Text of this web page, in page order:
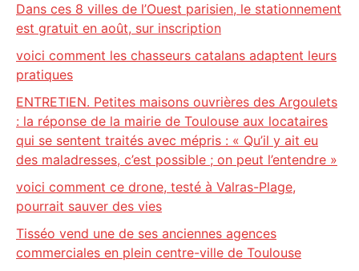
Dans ces 8 villes de l’Ouest parisien, le stationnement
est gratuit en août, sur inscription
voici comment les chasseurs catalans adaptent leurs
pratiques
ENTRETIEN. Petites maisons ouvrières des Argoulets
: la réponse de la mairie de Toulouse aux locataires
qui se sentent traités avec mépris : « Qu’il y ait eu
des maladresses, c’est possible ; on peut l’entendre »
voici comment ce drone, testé à Valras-Plage,
pourrait sauver des vies
Tisséo vend une de ses anciennes agences
commerciales en plein centre-ville de Toulouse